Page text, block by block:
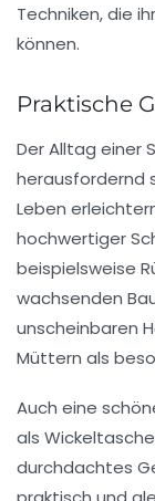
Techniken, die
können.
Praktische
Der Alltag einer
herausfordernd
Leben
hochwertiger
beispielsweise
wachsenden
unscheinbaren
Müttern als
Auch eine
als
durchdachtes